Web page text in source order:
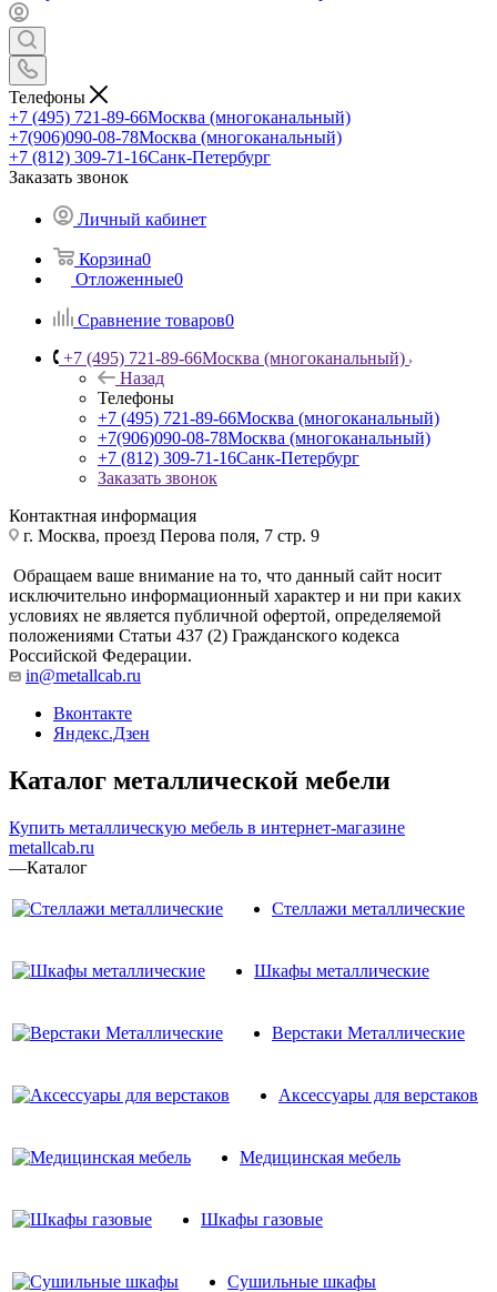
Телефоны
+7 (495) 721-89-66Москва (многоканальный)
+7(906)090-08-78Москва (многоканальный)
+7 (812) 309-71-16Санк-Петербург
Заказать звонок
Личный кабинет
Корзина0
Отложенные0
Сравнение товаров0
+7 (495) 721-89-66Москва (многоканальный)
Назад
Телефоны
+7 (495) 721-89-66Москва (многоканальный)
+7(906)090-08-78Москва (многоканальный)
+7 (812) 309-71-16Санк-Петербург
Заказать звонок
Контактная информация
г. Москва, проезд Перова поля, 7 стр. 9
Обращаем ваше внимание на то, что данный сайт носит
исключительно информационный характер и ни при каких
условиях не является публичной офертой, определяемой
положениями Статьи 437 (2) Гражданского кодекса
Российской Федерации.
in@metallcab.ru
Вконтакте
Яндекс.Дзен
Каталог металлической мебели
Купить металлическую мебель в интернет-магазине
metallcab.ru
—Каталог
Стеллажи металлические
Шкафы металлические
Верстаки Металлические
Аксессуары для верстаков
Медицинская мебель
Шкафы газовые
Сушильные шкафы